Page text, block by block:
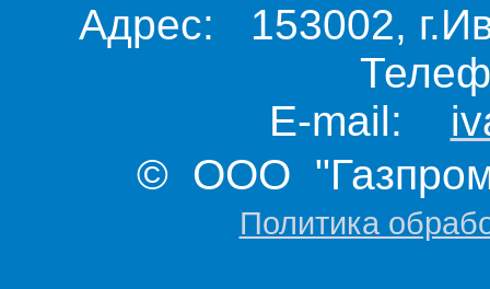
Адрес: 153002,
E-mail:
© ООО "Газпром
Политика